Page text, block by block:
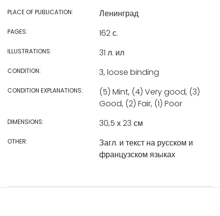
PLACE OF PUBLICATION: Ленинград
PAGES: 162 с.
ILLUSTRATIONS: 31 л. ил
CONDITION: 3, loose binding
CONDITION EXPLANATIONS:
(5) Mint, (4) Very good, (3)
Good, (2) Fair, (1) Poor
DIMENSIONS: 30,5 х 23 см
OTHER:
Загл. и текст на русском и
французском языках